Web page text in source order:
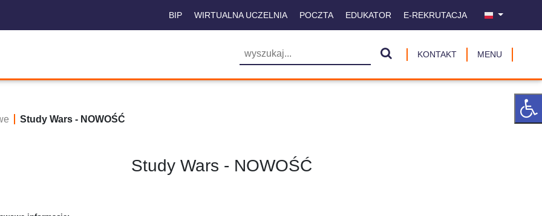
BIP WIRTUALNA UCZELNIA POCZTA EDUKATOR E-REKRUTACJA
KONTAKT MENU
Study Wars - NOWOŚĆ
Study Wars - NOWOŚĆ